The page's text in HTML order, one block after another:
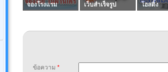
จองโรงแรม เว็บสำเร็จรูป โฮสติ้ง
ข้อความ *